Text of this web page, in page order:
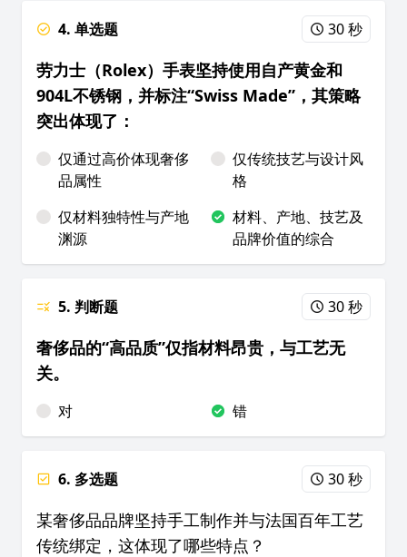
4. 单选题 30 秒
劳力士（Rolex）手表坚持使用自产黄金和
904L不锈钢，并标注“Swiss Made”，其策略
突出体现了：
仅通过高价体现奢侈
品属性
仅传统技艺与设计风
格
仅材料独特性与产地
渊源
材料、产地、技艺及
品牌价值的综合
5. 判断题 30 秒
奢侈品的“高品质”仅指材料昂贵，与工艺无
关。
对 错
6. 多选题 30 秒
某奢侈品品牌坚持手工制作并与法国百年工艺
传统绑定，这体现了哪些特点？